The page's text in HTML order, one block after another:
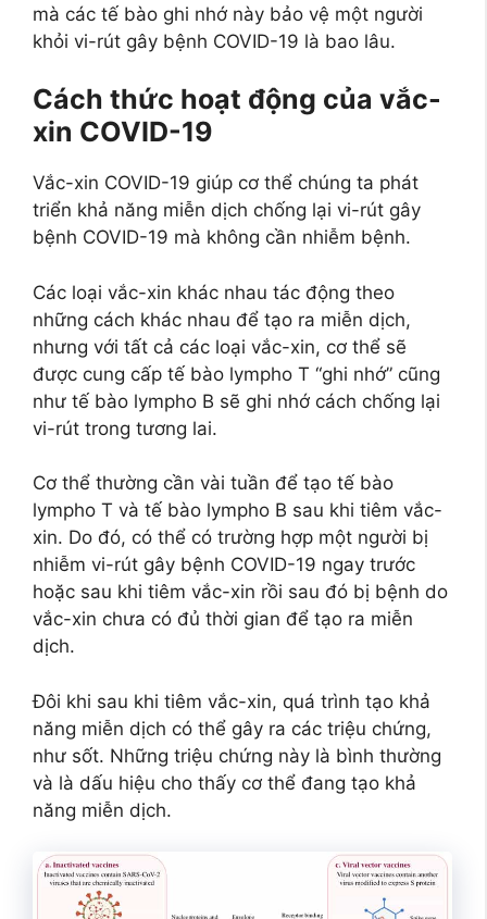
mà các tế bào ghi nhớ này bảo vệ một người
khỏi vi-rút gây bệnh COVID-19 là bao lâu.
Cách thức hoạt động của vắc-
xin COVID-19
Vắc-xin COVID-19 giúp cơ thể chúng ta phát
triển khả năng miễn dịch chống lại vi-rút gây
bệnh COVID-19 mà không cần nhiễm bệnh.
Các loại vắc-xin khác nhau tác động theo
những cách khác nhau để tạo ra miễn dịch,
nhưng với tất cả các loại vắc-xin, cơ thể sẽ
được cung cấp tế bào lympho T “ghi nhớ” cũng
như tế bào lympho B sẽ ghi nhớ cách chống lại
vi-rút trong tương lai.
Cơ thể thường cần vài tuần để tạo tế bào
lympho T và tế bào lympho B sau khi tiêm vắc-
xin. Do đó, có thể có trường hợp một người bị
nhiễm vi-rút gây bệnh COVID-19 ngay trước
hoặc sau khi tiêm vắc-xin rồi sau đó bị bệnh do
vắc-xin chưa có đủ thời gian để tạo ra miễn
dịch.
Đôi khi sau khi tiêm vắc-xin, quá trình tạo khả
năng miễn dịch có thể gây ra các triệu chứng,
như sốt. Những triệu chứng này là bình thường
và là dấu hiệu cho thấy cơ thể đang tạo khả
năng miễn dịch.